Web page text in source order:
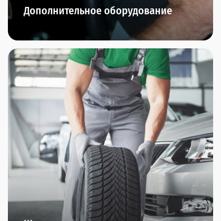
Дополнительное оборудование
В автосалонах сети Прагматика вы найдете
дополнительное оборудование по всем
направлениям: охранные комплексы, защита
автомобиля, интерьер, комфорт, резина/диски,
тюнинг, экстерьер.
Оригинальные производители и гарантия
качества - это мы обещаем.